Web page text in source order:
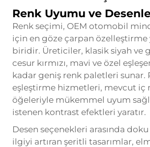
Renk Uyumu ve
Renk seçimi, OEM otomobil
için en göze çarpan
biridir. Üreticiler, klasik siyah ve
cesur kırmızı, mavi ve özel
kadar geniş renk paletleri sunar.
eşleştirme hizmetleri, mevcut iç
öğeleriyle mükemmel uyum
istenen kontrast efektleri yaratır.
Desen seçenekleri arasında
ilgiyi artıran şeritli tasarımlar,